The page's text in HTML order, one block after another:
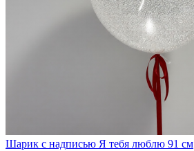
Шарик с надписью Я тебя люблю 91 см